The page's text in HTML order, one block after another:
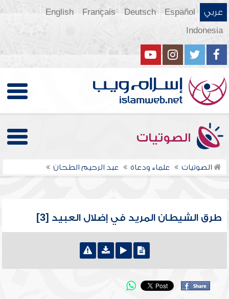
عربي Español
Deutsch
Français
English
Indonesia
الصوتيات
الصوتيات علماء ودعاة عبد الرحيم الطحان
طرق الشيطان المريد في إضلال العبيد [3]